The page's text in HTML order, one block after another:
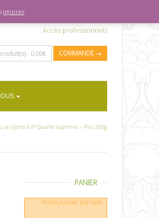
Accès professionnels
- 0,00€ COMMANDE →
de Jijona IGP Qualité suprême – Pico 200g
PANIER
Votre panier est vide.
Ignorer